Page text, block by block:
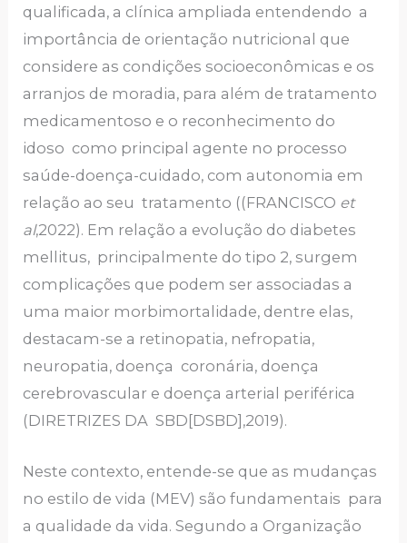
qualificada, a clínica ampliada entendendo a
importância de orientação nutricional que
considere as condições socioeconômicas e os
arranjos de moradia, para além de tratamento
medicamentoso e o reconhecimento do
idoso como principal agente no processo
saúde-doença-cuidado, com autonomia em
relação ao seu tratamento ((FRANCISCO et
al,2022). Em relação a evolução do diabetes
mellitus, principalmente do tipo 2, surgem
complicações que podem ser associadas a
uma maior morbimortalidade, dentre elas,
destacam-se a retinopatia, nefropatia,
neuropatia, doença coronária, doença
cerebrovascular e doença arterial periférica
(DIRETRIZES DA SBD[DSBD],2019).
Neste contexto, entende-se que as mudanças
no estilo de vida (MEV) são fundamentais para
a qualidade da vida. Segundo a Organização